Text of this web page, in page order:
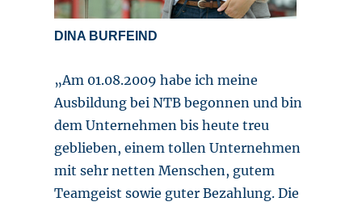
DINA BURFEIND
„Am 01.08.2009 habe ich meine
Ausbildung bei NTB begonnen und bin
dem Unternehmen bis heute treu
geblieben, einem tollen Unternehmen
mit sehr netten Menschen, gutem
Teamgeist sowie guter Bezahlung. Die